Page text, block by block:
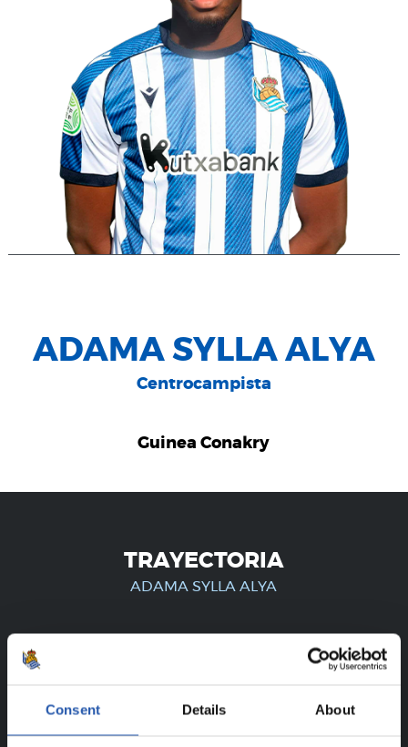
Consent Details About
ADAMA SYLLA ALYA
Centrocampista
Guinea Conakry
TRAYECTORIA
ADAMA SYLLA ALYA
¡SOLO PARA USUARIOS
REGISTRADOS!